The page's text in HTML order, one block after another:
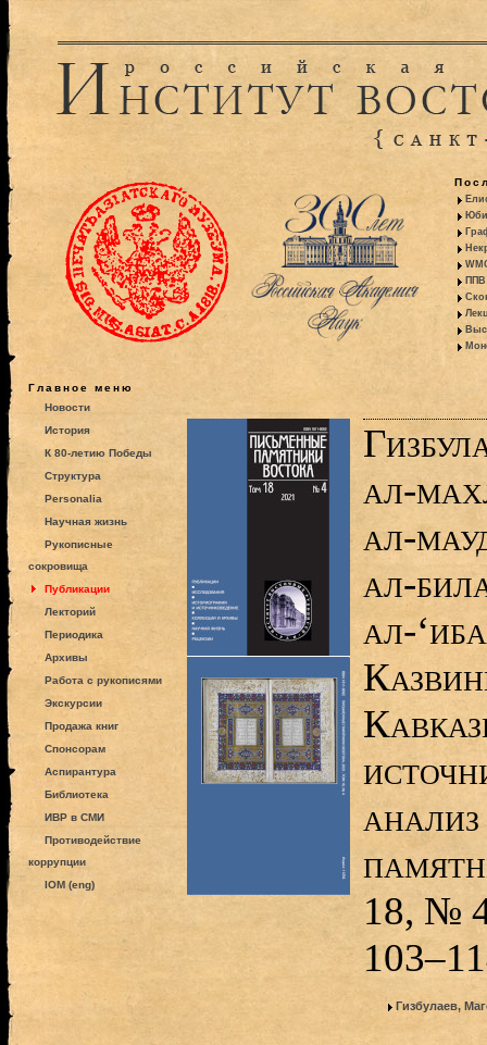
ППВ
Главное меню
Новости
История
К 80-летию Победы
Структура
Personalia
Научная жизнь
Рукописные
сокровища
Публикации
Лекторий
Периодика
Архивы
Работа с рукописями
Экскурсии
Продажа книг
Спонсорам
Аспирантура
Библиотека
ИВР в СМИ
Противодействие
коррупции
IOM (eng)
ал-
ал-
ал-
ал-
18, №
Гизбулаев,